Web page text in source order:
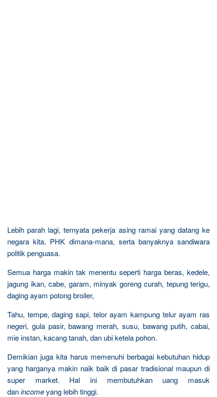
Lebih parah lagi, ternyata pekerja asing ramai yang datang ke
negara kita, PHK dimana-mana, serta banyaknya sandiwara
politik penguasa.
Semua harga makin tak menentu seperti harga beras, kedele,
jagung ikan, cabe, garam, minyak goreng curah, tepung terigu,
daging ayam potong broiler,
Tahu, tempe, daging sapi, telor ayam kampung telur ayam ras
negeri, gula pasir, bawang merah, susu, bawang putih, cabai,
mie instan, kacang tanah, dan ubi ketela pohon.
Demikian juga kita harus memenuhi berbagai kebutuhan hidup
yang harganya makin naik baik di pasar tradisional maupun di
super market. Hal ini membutuhkan uang masuk
danincomeyang lebih tinggi.